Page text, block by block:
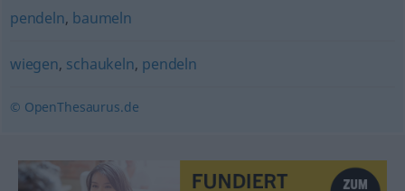
pendeln, baumeln
wiegen, schaukeln, pendeln
© OpenThesaurus.de